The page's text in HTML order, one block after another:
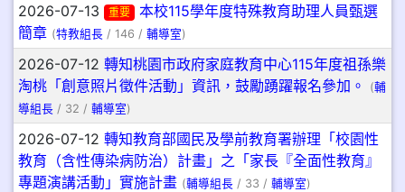
2026-07-13 重要
本校115學年度特殊教育助理人員甄選
簡章 (特教組長 / 146 / 輔導室)
2026-07-12 轉知桃園市政府家庭教育中心115年度祖孫樂
淘桃「創意照片徵件活動」資訊，鼓勵踴躍報名參加。
(輔
導組長 / 32 / 輔導室)
2026-07-12 轉知教育部國民及學前教育署辦理「校園性
教育（含性傳染病防治）計畫」之「家長『全面性教育』
專題演講活動」實施計畫 (輔導組長 / 33 / 輔導室)